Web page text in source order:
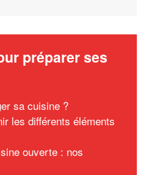
préparer ses
sa cuisine ?
les différents éléments
ouverte : nos